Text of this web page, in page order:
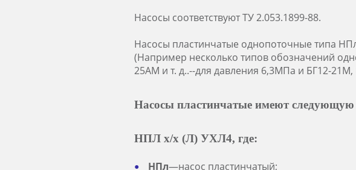
Насосы соответствуют ТУ 2.053.1899-88.
Насосы пластинчатые однопоточные типа
(Например несколько типов обозначений
25АМ и т. д..--для давления 6,3МПа и БГ12-
Насосы пластинчатые имеют следующую
НПЛ х/х (Л) УХЛ4, где:
НПл—насос пластинчатый;